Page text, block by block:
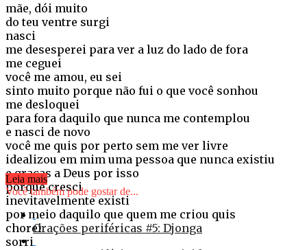
mãe, dói muito
do teu ventre surgi
nasci
me desesperei para ver a luz do lado de fora
me ceguei
você me amou, eu sei
sinto muito porque não fui o que você sonhou
me desloquei
para fora daquilo que nunca me contemplou
e nasci de novo
você me quis por perto sem me ver livre
idealizou em mim uma pessoa que nunca existiu
e graças a Deus por isso
porque cresci
inevitavelmente existi
por meio daquilo que quem me criou quis
chorei
sorri
Leia mais
Você também pode gostar de...
Orações periféricas #5: Djonga